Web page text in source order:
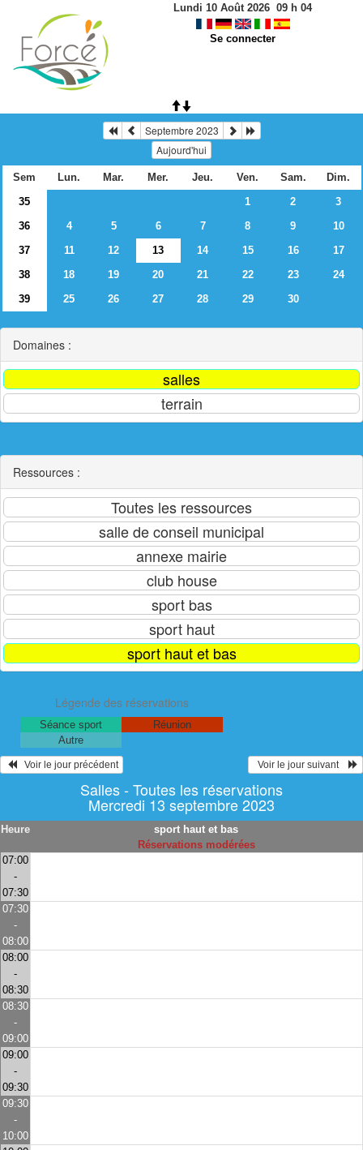
Lundi 10 Août 2026 09 h 04
Se connecter
Septembre 2023
Aujourd'hui
Sem Lun. Mar. Mer. Jeu. Ven. Sam.
Dim.
35
1 2
3
36
4 5 6 7 8 9
10
37
11 12 13 14 15 16
17
38
18 19 20 21 22 23
24
39
25 26 27 28 29 30
Domaines :
Ressources :
Légende des réservations
Séance sport
Réunion
Autre
   Voir le jour précédent
  Voir le jour suivant
Salles - Toutes les réservations
Mercredi 13 septembre 2023
Heure
sport haut et bas
Réservations modérées
07:00
-
07:30
07:30
-
08:00
08:00
-
08:30
08:30
-
09:00
09:00
-
09:30
09:30
-
10:00